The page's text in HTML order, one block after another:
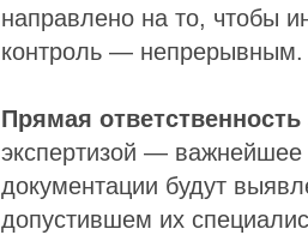
направлено на то, чтобы
контроль — непрерывным.
Прямая ответственность
экспертизой — важнейшее
документации будут
допустившем их